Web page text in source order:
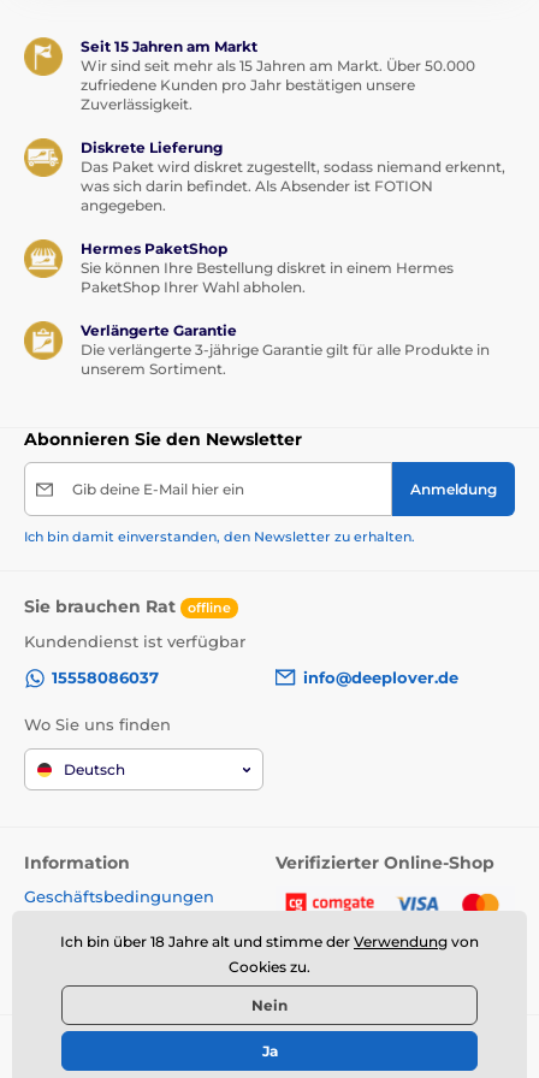
Anwendung:
Die gewünschte Menge auf den Genitalbereich
auftragen. Bei Bedarf oder nach Wunsch erneut
auftragen.
Vorsichtsmaßnahmen:
Bei Reizungen oder Unwohlsein die Anwendung
abbrechen und einen Arzt konsultieren. Sehr rutschig
auf Oberflächen. Verschüttetes sofort reinigen. Außer
Dies ist kein Verhütungsmittel und kein Spermizid.
Hydroxyethylcellulose, Flavor, Sodium Chloride, Citric
Acid, Sucralose
Das Produkt ist in Kategorien eingeteilt
Auf Wasserbasis
Gele auf Wasserbasis mit Geschmack
Seit 15 Jahren am Markt
Wir sind seit mehr als 15 Jahren am Markt. Über 50.000
zufriedene Kunden pro Jahr bestätigen unsere
Zuverlässigkeit.
Diskrete Lieferung
Das Paket wird diskret zugestellt, sodass niemand erkennt,
was sich darin befindet. Als Absender ist FOTION
angegeben.
Hermes PaketShop
Sie können Ihre Bestellung diskret in einem Hermes
PaketShop Ihrer Wahl abholen.
Verlängerte Garantie
Die verlängerte 3-jährige Garantie gilt für alle Produkte in
unserem Sortiment.
Abonnieren Sie den Newsletter
Gib deine E-Mail hier ein Anmeldung
Ich bin damit einverstanden, den Newsletter zu erhalten.
Sie brauchen Rat offline
Kundendienst ist verfügbar
15558086037
info@deeplover.de
Wo Sie uns finden
Deutsch
Information
Geschäftsbedingungen
Verifizierter Online-Shop
© 2026 www.deeplover.de ⦁ E-Shop erstellt von
Ich bin über 18 Jahre alt und stimme der Verwendung von
Cookies zu.
Nein
Ja